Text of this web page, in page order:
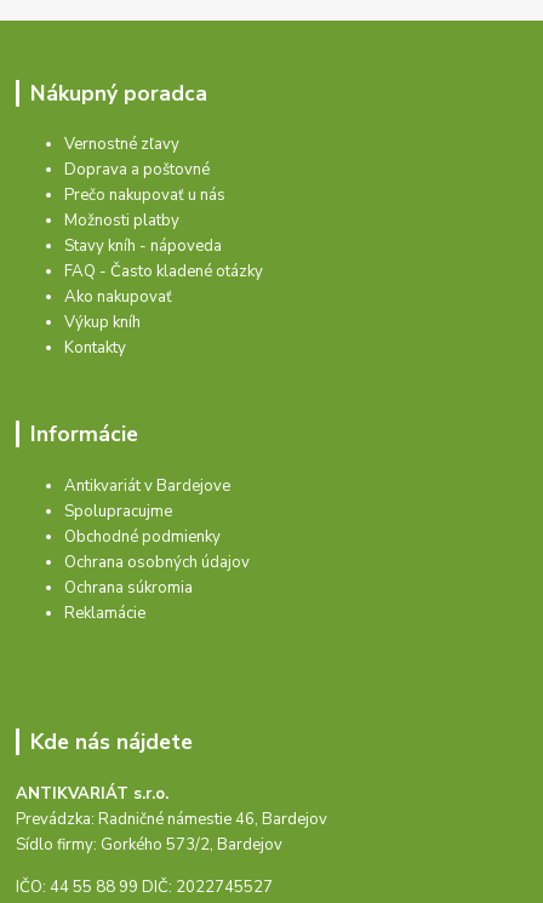
Nákupný poradca
Vernostné zľavy
Doprava a poštovné
Prečo nakupovať u nás
Možnosti platby
Stavy kníh - nápoveda
FAQ - Často kladené otázky
Ako nakupovať
Výkup kníh
Kontakty
Informácie
Antikvariát v Bardejove
Spolupracujme
Obchodné podmienky
Ochrana osobných údajov
Ochrana súkromia
Reklamácie
Kde nás nájdete
ANTIKVARIÁT s.r.o.
Prevádzka: Radničné námestie 46, Bardejov
Sídlo firmy: Gorkého 573/2, Bardejov
IČO: 44 55 88 99 DIČ: 2022745527